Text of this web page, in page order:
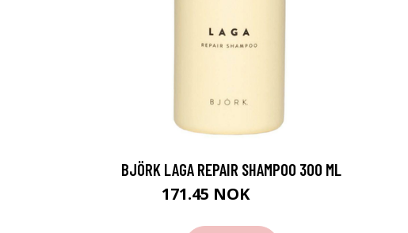
BJÖRK LAGA REPAIR SHAMPOO 300 ML
171.45 NOK